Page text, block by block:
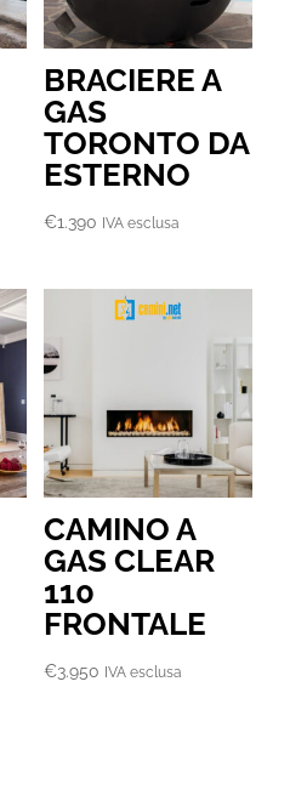
BRACIERE A
GAS
TORONTO DA
ESTERNO
€1.390 IVA esclusa
CAMINO A
GAS CLEAR
110
FRONTALE
€3.950 IVA esclusa